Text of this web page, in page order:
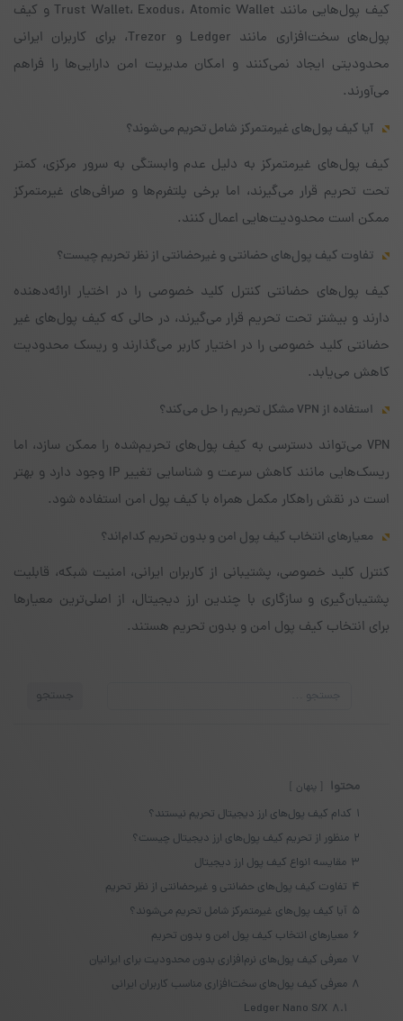
کیف پول‌هایی مانند Trust Wallet، Exodus، Atomic Wallet و کیف
پول‌های سخت‌افزاری مانند Ledger و Trezor، برای کاربران ایرانی
محدودیتی ایجاد نمی‌کنند و امکان مدیریت امن دارایی‌ها را فراهم
می‌آورند.
آیا کیف پول‌های غیرمتمرکز شامل تحریم می‌شوند؟
کیف پول‌های غیرمتمرکز به دلیل عدم وابستگی به سرور مرکزی، کمتر
تحت تحریم قرار می‌گیرند، اما برخی پلتفرم‌ها و صرافی‌های غیرمتمرکز
ممکن است محدودیت‌هایی اعمال کنند.
تفاوت کیف پول‌های حضانتی و غیرحضانتی از نظر تحریم چیست؟
کیف پول‌های حضانتی کنترل کلید خصوصی را در اختیار ارائه‌دهنده
دارند و بیشتر تحت تحریم قرار می‌گیرند، در حالی که کیف پول‌های غیر
حضانتی کلید خصوصی را در اختیار کاربر می‌گذارند و ریسک محدودیت
کاهش می‌یابد.
استفاده از VPN مشکل تحریم را حل می‌کند؟
VPN می‌تواند دسترسی به کیف پول‌های تحریم‌شده را ممکن سازد، اما
ریسک‌هایی مانند کاهش سرعت و شناسایی تغییر IP وجود دارد و بهتر
است در نقش راهکار مکمل همراه با کیف پول امن استفاده شود.
معیارهای انتخاب کیف پول امن و بدون تحریم کدام‌اند؟
کنترل کلید خصوصی، پشتیبانی از کاربران ایرانی، امنیت شبکه، قابلیت
پشتیبان‌گیری و سازگاری با چندین ارز دیجیتال، از اصلی‌ترین معیارها
برای انتخاب کیف پول امن و بدون تحریم هستند.
جستجو
محتوا پنهان
1 کدام کیف پول‌های ارز دیجیتال تحریم نیستند؟
2 منظور از تحریم کیف پول‌های ارز دیجیتال چیست؟
3 مقایسه انواع کیف پول ارز دیجیتال
4 تفاوت کیف پول‌های حضانتی و غیرحضانتی از نظر تحریم
5 آیا کیف پول‌های غیرمتمرکز شامل تحریم می‌شوند؟
6 معیارهای انتخاب کیف پول امن و بدون تحریم
7 معرفی کیف پول‌های نرم‌افزاری بدون محدودیت برای ایرانیان
8 معرفی کیف پول‌های سخت‌افزاری مناسب کاربران ایرانی
8.1
Ledger Nano S/X